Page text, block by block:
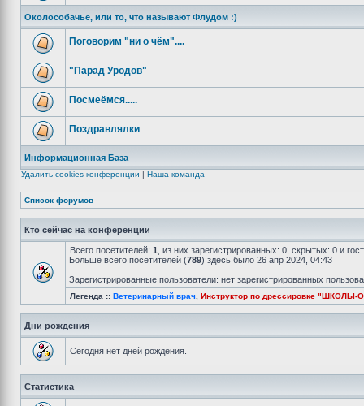
Околособачье, или то, что называют Флудом :)
Поговорим "ни о чём"....
"Парад Уродов"
Посмеёмся.....
Поздравлялки
Информационная База
Удалить cookies конференции | Наша команда
Список форумов
Кто сейчас на конференции
Всего посетителей: 1 , из них зарегистрированных: 0, скрытых: 0 и
Больше всего посетителей (789) здесь было 26 апр 2024, 04:43
Зарегистрированные пользователи: нет зарегистрированных
Легенда :: Ветеринарный врач Инструктор по дрессировке "ШКОЛЫ-
Дни рождения
Сегодня нет дней рождения.
Статистика